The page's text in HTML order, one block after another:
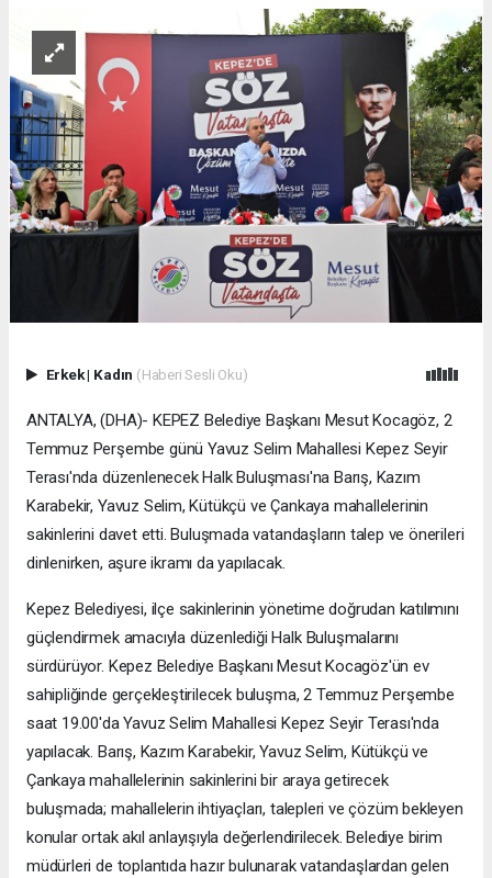
Erkek| Kadın (Haberi Sesli Oku)
ANTALYA, (DHA)- KEPEZ Belediye Başkanı Mesut Kocagöz, 2
Temmuz Perşembe günü Yavuz Selim Mahallesi Kepez Seyir
Terası'nda düzenlenecek Halk Buluşması'na Barış, Kazım
Karabekir, Yavuz Selim, Kütükçü ve Çankaya mahallelerinin
sakinlerini davet etti. Buluşmada vatandaşların talep ve önerileri
dinlenirken, aşure ikramı da yapılacak.
Kepez Belediyesi, ilçe sakinlerinin yönetime doğrudan katılımını
güçlendirmek amacıyla düzenlediği Halk Buluşmalarını
sürdürüyor. Kepez Belediye Başkanı Mesut Kocagöz'ün ev
sahipliğinde gerçekleştirilecek buluşma, 2 Temmuz Perşembe
saat 19.00'da Yavuz Selim Mahallesi Kepez Seyir Terası'nda
yapılacak. Barış, Kazım Karabekir, Yavuz Selim, Kütükçü ve
Çankaya mahallelerinin sakinlerini bir araya getirecek
buluşmada; mahallelerin ihtiyaçları, talepleri ve çözüm bekleyen
konular ortak akıl anlayışıyla değerlendirilecek. Belediye birim
müdürleri de toplantıda hazır bulunarak vatandaşlardan gelen